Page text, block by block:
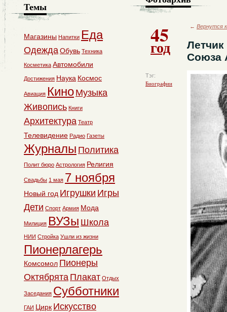
45
год
Тэг:
Биографии
← Вернутся
Союза
Темы
Магазины Напитки Еда
ОдеждаОбувь Техника
Косметика Автомобили
Достижения Наука Космос
Авиация Кино Музыка
Живопись Книги
Архитектура Театр
Телевидение Радио Газеты
Журналы Политика
Полит бюро Астрология Религия
Свадьбы 1 мая 7 ноября
Новый год Игрушки Игры
Дети Спорт Армия Мода
Милиция ВУЗы Школа
НИИ Стройка Ушли из жизни
Пионерлагерь
Комсомол Пионеры
Октябрята Плакат Отдых
Заседания Субботники
ГАИ Цирк Искусство